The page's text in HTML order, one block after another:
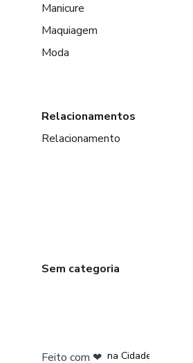
Manicure
Maquiagem
Moda
Relacionamentos
Relacionamento
Sem categoria
Feito com ❤ na Cidade do México